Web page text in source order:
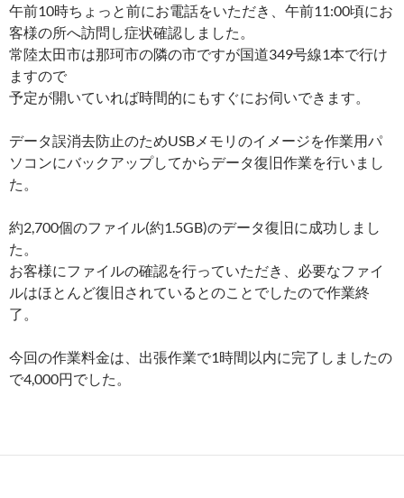
午前10時ちょっと前にお電話をいただき、午前11:00頃にお
客様の所へ訪問し症状確認しました。
常陸太田市は那珂市の隣の市ですが国道349号線1本で行け
ますので
予定が開いていれば時間的にもすぐにお伺いできます。
データ誤消去防止のためUSBメモリのイメージを作業用パ
ソコンにバックアップしてからデータ復旧作業を行いまし
た。
約2,700個のファイル(約1.5GB)のデータ復旧に成功しまし
た。
お客様にファイルの確認を行っていただき、必要なファイ
ルはほとんど復旧されているとのことでしたので作業終
了。
今回の作業料金は、出張作業で1時間以内に完了しましたの
で4,000円でした。